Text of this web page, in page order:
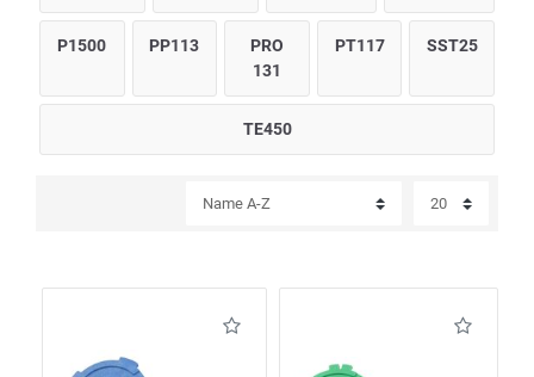
P1500 PP113
PRO
131
PT117 SST25
TE450